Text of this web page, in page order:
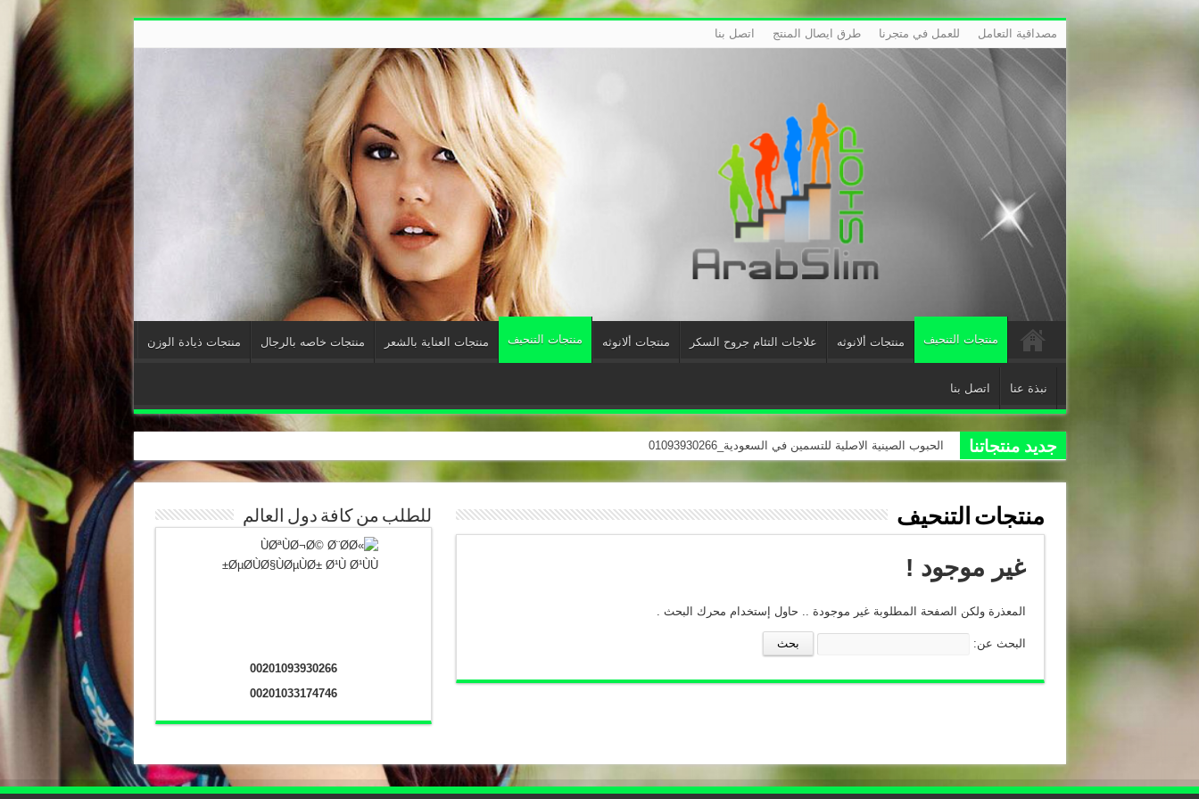
مصداقية التعامل للعمل في متجرنا طرق ايصال المنتج اتصل بنا
منتجات التنحيف منتجات ألانوثه علاجات التئام جروح السكر منتجات ألانوثه منتجات التنحيف منتجات العناية بالشعر منتجات خاصه بالرجال منتجات ذيادة الوزن
نبذة عنا اتصل بنا
جديد منتجاتنا افضل ع
منتجات التنحيف
غير موجود !
المعذرة ولكن الصفحة المطلوبة غير موجودة .. حاول إستخدام محرك البحث .
البحث عن:
للطلب من كافة دول العالم
00201093930266
00201033174746